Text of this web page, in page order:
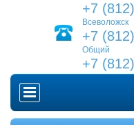
+7 (812)
Всеволожск
+7 (812)
Общий
+7 (812)